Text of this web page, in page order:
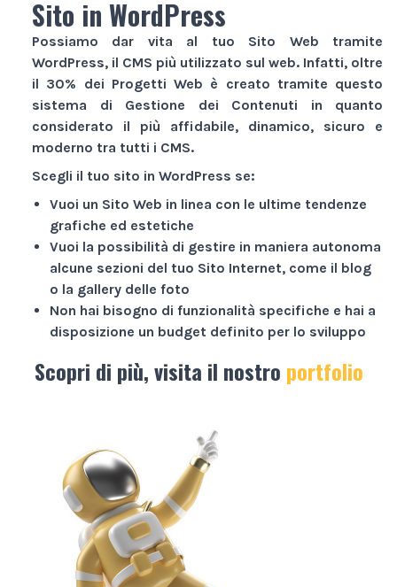
Sito in WordPress
Possiamo dar vita al tuo Sito Web tramite
WordPress, il CMS più utilizzato sul web. Infatti, oltre
il 30% dei Progetti Web è creato tramite questo
sistema di Gestione dei Contenuti in quanto
considerato il più affidabile, dinamico, sicuro e
moderno tra tutti i CMS.
Scegli il tuo sito in WordPress se:
Vuoi un Sito Web in linea con le ultime tendenze
grafiche ed estetiche
Vuoi la possibilità di gestire in maniera autonoma
alcune sezioni del tuo Sito Internet, come il blog
o la gallery delle foto
Non hai bisogno di funzionalità specifiche e hai a
disposizione un budget definito per lo sviluppo
Scopri di più, visita il nostro portfolio